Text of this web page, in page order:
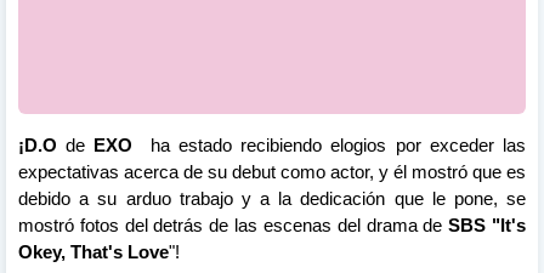
¡D.O de EXO ha estado recibiendo elogios por exceder las
expectativas acerca de su debut como actor, y él mostró que es
debido a su arduo trabajo y a la dedicación que le pone, se
mostró fotos del detrás de las escenas del drama de SBS "It's
Okey, That's Love"!